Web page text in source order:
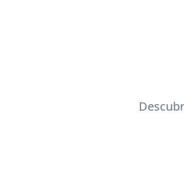
Agende seu Diagnóstico de